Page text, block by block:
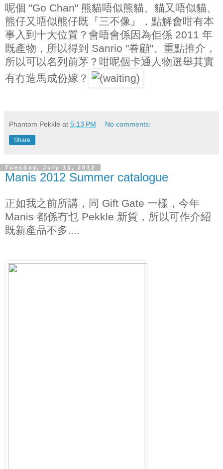
呢個 "Go Chan" 熊貓唔似熊貓、貓又唔似貓、
熊仔又唔似熊仔既『三不像』，點解會咁有本
事入到十大位置？會唔會係因為佢係 2011 年
既產物，所以得到 Sanrio "眷顧"、重點推介，
所以可以名列前茅？咁呢個卡通人物選舉其實
有冇造馬成份嫁？
Phantom Pekkle at 5:13 PM No comments:
Share
Tuesday, July 10, 2012
Manis 2012 Summer catalogue
正如我之前所講，同 Gift Gate 一樣，今年
Manis 都係冇乜 Pekkle 新貨，所以可作介紹
既新產品不多....